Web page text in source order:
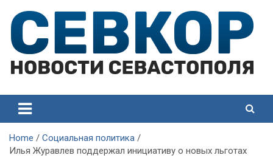
content
Севастополя
Севастополя
Home
Социальная политика
Илья Журавлев поддержал инициативу о новых льготах